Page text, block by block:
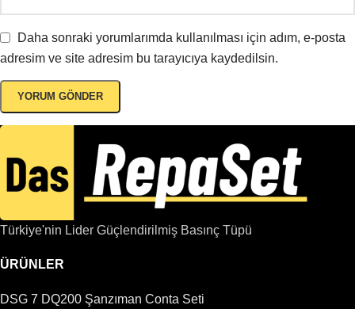
Daha sonraki yorumlarımda kullanılması için adım, e-posta
adresim ve site adresim bu tarayıcıya kaydedilsin.
Türkiye'nin Lider Güçlendirilmiş Basınç Tüpü
ÜRÜNLER
DSG 7 DQ200 Şanzıman Conta Seti